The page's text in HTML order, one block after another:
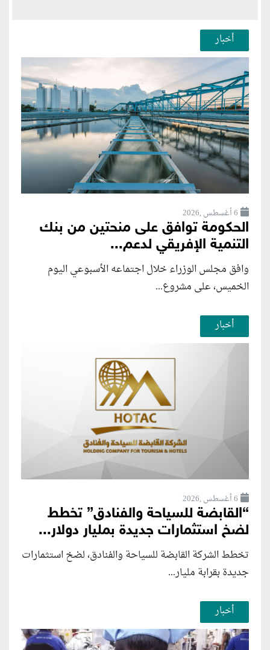
أخبار
6 أغسطس ,2026
الحكومة توافق على منحتين من بنك
التنمية الإفريقي لدعم...
وافق مجلس الوزراء خلال اجتماعه الأسبوعي اليوم
الخميس، على مشروع...
أخبار
6 أغسطس ,2026
“القابضة للسياحة والفنادق” تخطط
لضخ استثمارات جديدة بمليار دولار...
تخطط الشركة القابضة للسياحة والفنادق، لضخ استثمارات
جديدة بقرابة مليار...
أخبار